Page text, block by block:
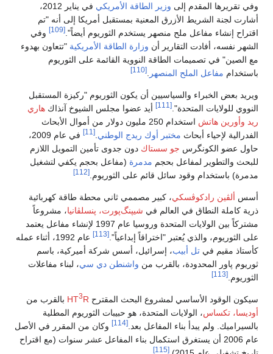
وفي تقريرها المقدم إلى وزير الطاقة الأمريكي
في يناير 2012،
أشارت لجنة الشريط الأزرق المعنية بمستقبل أمريكا إلى أنه "تم
اقتراح إنشاء مفاعل ملح منصهر يستخدم الثوريوم أيضاً". [109]
وفي
الشهر نفسه، أفادت التقارير أن وزارة الطاقة الأمريكية "تتعاون بهدوء
مع الصين" في تصميمات الطاقة النووية القائمة على الثوريوم
باستخدام مفاعل الملح المنصهر [110]
ويريد بعض الخبراء والسياسيين أن يكون الثوريوم "ركيزة المستقبل
النووي للولايات المتحدة". [111] أيد عضوا مجلس الشيوخ آنذاك هاري
ريد وأورين هاتش
استخدام 250 مليون دولار من أموال الأبحاث
الفدرالية لإحياء أبحاث مختبر أوك ريدج الوطني [11]
في عام 2009،
حاول عضو الكونگرس جو سستاك دون جدوى تأمين التمويل اللازم
للبحث والتطوير لمفاعل بحجم مدمرة (مفاعل بحجم يكفي لتشغيل
مدمرة) باستخدام وقود سائل قائم على الثوريوم. [112]
أسس ألڤين رادكوڤسكي، كبير مصممي ثاني محطة طاقة كهربائية
ذرية كاملة النطاق في العالم في شيپنگ‌پورت، پنسلڤانيا، مشروعاً
مشتركاً بين الولايات المتحدة وروسيا عام 1997 لإنشاء مفاعل يعتمد
على الثوريوم، والذي يُعتبر "اختراقاً إبداعياً". [113]
عام 1992، أثناء عمله
كأستاذ مقيم في تل أبيب، إسرائيل، أسس شركة أميركية، باسم
ثوريوم پاور المحدودة، بالقرب من واشنطن دي سي، لبناء مفاعلات
الثوريوم. [113]
سيكون الوقود الأساسي لمشروع البحث المقترح HT3R
بالقرب من
أوديسا، تكساس، الولايات المتحدة، هو حبيبات الثوريوم المطلية
بالسيراميك. ولم يبدأ بناء المفاعل بعد. [114]
وكان من المقرر في الأصل
عام 2006 أن يستغرق استكمال بناء المفاعل عشر سنوات (مع اقتراح
[115]